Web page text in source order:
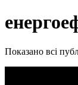
Показано всі